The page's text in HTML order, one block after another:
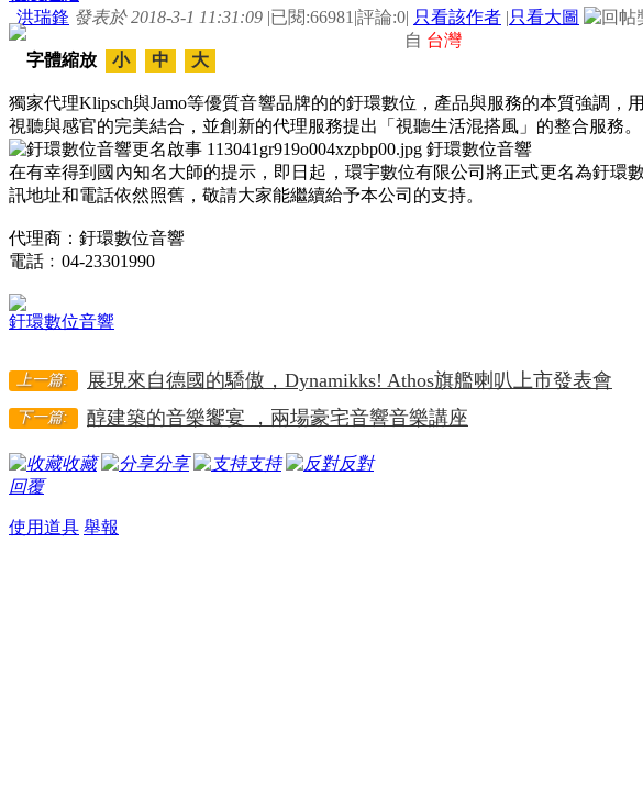
洪瑞鋒 發表於 2018-3-1 11:31:09 |已閱:66981 |評論:0| 只看該作者 |只看大圖
自 台灣
字體縮放
小 中 大
獨家代理Klipsch與Jamo等優質音響品牌的的釪環數位，產品與服務的本質強調，
視聽與感官的完美結合，並創新的代理服務提出「視聽生活混搭風」的整合服務。
在有幸得到國內知名大師的提示，即日起，環宇數位有限公司將正式更名為釪環
訊地址和電話依然照舊，敬請大家能繼續給予本公司的支持。
代理商：釪環數位音響
電話﹕04-23301990
釪環數位音響
上一篇: 展現來自德國的驕傲，Dynamikks! Athos旗艦喇叭上市發表會
下一篇: 醇建築的音樂饗宴 ，兩場豪宅音響音樂講座
收藏 分享 支持
反對
回覆
使用道具 舉報